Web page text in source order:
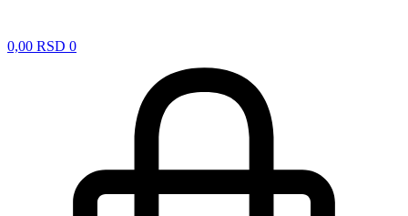
0,00 RSD 0